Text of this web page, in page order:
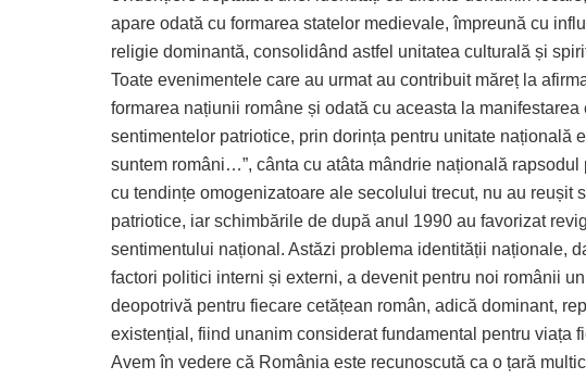
apare odată cu formarea statelor medievale, împreună cu
religie dominantă, consolidând astfel unitatea culturală și
Toate evenimentele care au urmat au contribuit măreț la
formarea națiunii române și odată cu aceasta la
sentimentelor patriotice, prin dorința pentru unitate națională
suntem români…”, cânta cu atâta mândrie națională
cu tendințe omogenizatoare ale secolului trecut, nu au reușit
patriotice, iar schimbările de după anul 1990 au favorizat
sentimentului național. Astăzi problema identității naționale,
factori politici interni și externi, a devenit pentru noi românii
deopotrivă pentru fiecare cetățean român, adică dominant,
existențial, fiind unanim considerat fundamental pentru viața
Avem în vedere că România este recunoscută ca o țară